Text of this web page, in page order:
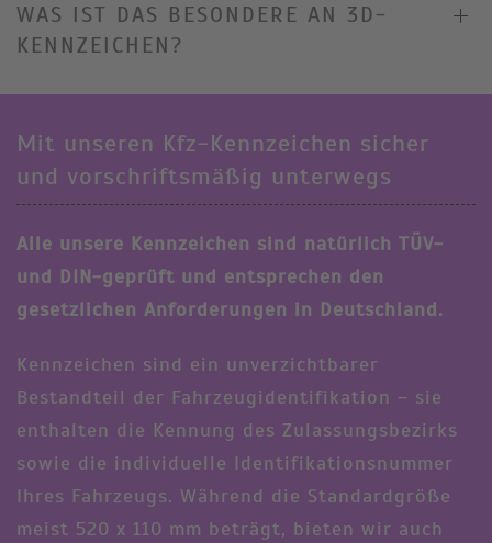
WAS IST DAS BESONDERE AN 3D-
KENNZEICHEN?
Mit unseren Kfz-Kennzeichen sicher
und vorschriftsmäßig unterwegs
Alle unsere Kennzeichen sind natürlich TÜV-
und DIN-geprüft und entsprechen den
gesetzlichen Anforderungen in Deutschland.
Kennzeichen sind ein unverzichtbarer
Bestandteil der Fahrzeugidentifikation – sie
enthalten die Kennung des Zulassungsbezirks
sowie die individuelle Identifikationsnummer
Ihres Fahrzeugs. Während die Standardgröße
meist 520 x 110 mm beträgt, bieten wir auch